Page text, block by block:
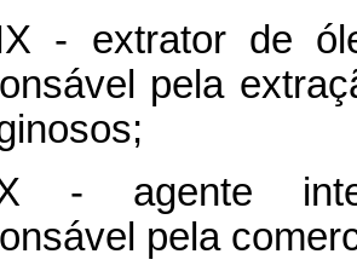
- extrator de
pela
- agente
pela